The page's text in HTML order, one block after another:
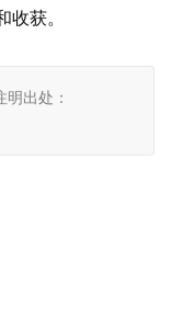
获。
出处：